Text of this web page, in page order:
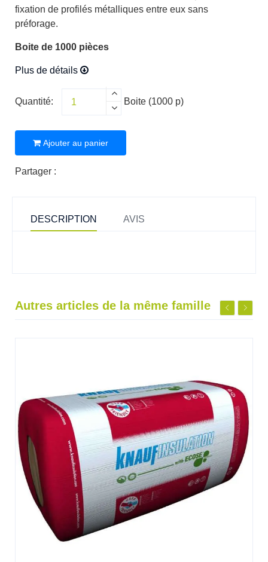
fixation de profilés métalliques entre eux sans
préforage.
Boite de 1000 pièces
Plus de détails
Quantité: Boite (1000 p)
Ajouter au panier
Partager :
DESCRIPTION AVIS
Autres articles de la même famille